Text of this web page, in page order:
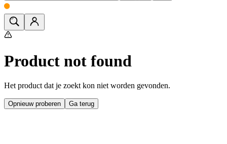
Product not found
Het product dat je zoekt kon niet worden gevonden.
Opnieuw proberen Ga terug